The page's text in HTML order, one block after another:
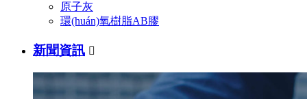
原子灰
環(huán)氧樹脂AB膠
新聞資訊 